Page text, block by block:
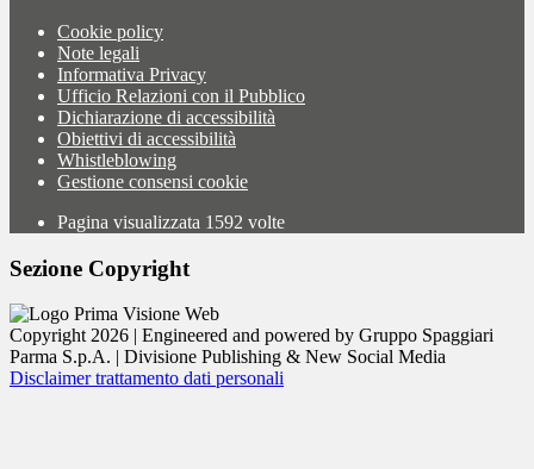
Cookie policy
Note legali
Informativa Privacy
Ufficio Relazioni con il Pubblico
Dichiarazione di accessibilità
Obiettivi di accessibilità
Whistleblowing
Gestione consensi cookie
Pagina visualizzata 1592 volte
Sezione Copyright
Copyright 2026 | Engineered and powered by Gruppo Spaggiari
Parma S.p.A. | Divisione Publishing & New Social Media
Disclaimer trattamento dati personali